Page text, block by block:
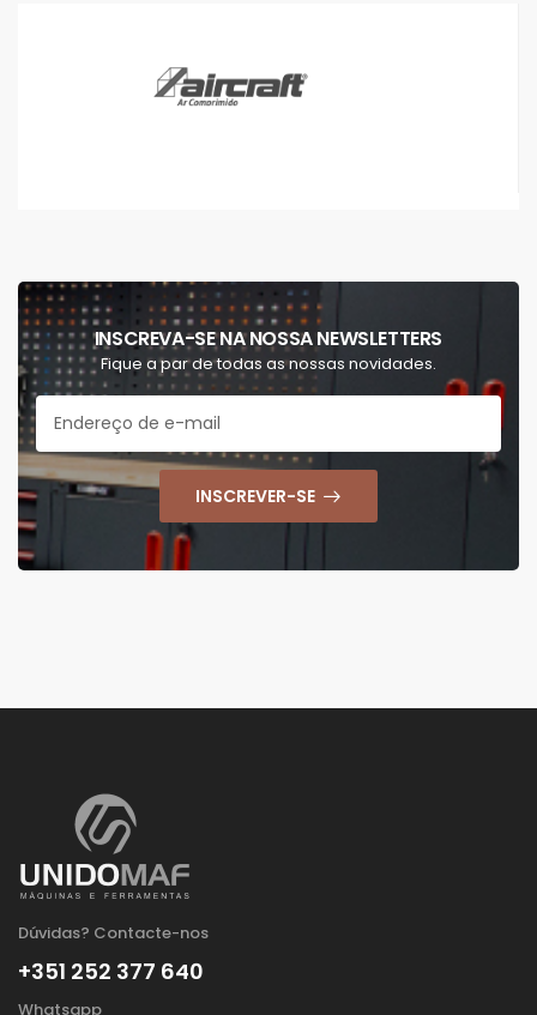
INSCREVA-SE NA NOSSA NEWSLETTERS
Fique a par de todas as nossas novidades.
INSCREVER-SE
Dúvidas? Contacte-nos
+351 252 377 640
Whatsapp